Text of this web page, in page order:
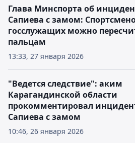
13:33, 27 января 2026
Глава Минспорта об
Сапиева с замом:
госслужащих можно
пальцам
10:46, 26 января 2026
"Ведется следствие": аким
Карагандинской области
прокомментировал
Сапиева с замом